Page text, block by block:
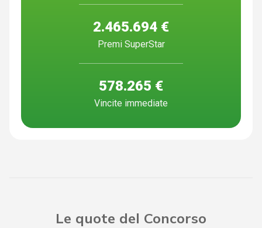
2.465.694 €
Premi SuperStar
578.265 €
Vincite immediate
Le quote del Concorso